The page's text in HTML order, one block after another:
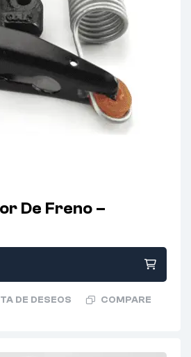
De Freno –
DE DESEOS COMPARE